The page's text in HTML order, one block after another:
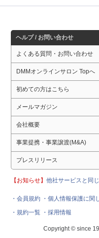
ヘルプ / お問い合わせ
よくある質問・お問い合わせ
DMMオンラインサロン Topへ
初めての方はこちら
メールマガジン
会社概要
事業提携・事業譲渡(M&A)
プレスリリース
【お知らせ】他社サービスと同
・会員規約 ・個人情報保護に関
・規約一覧 ・採用情報
Copyright © since